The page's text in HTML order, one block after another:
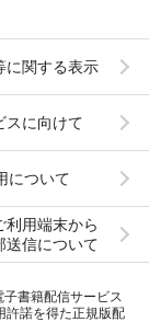
に関する表示
スに向けて
について
利用端末から
送信について
書籍配信サービス
許諾を得た正規版配